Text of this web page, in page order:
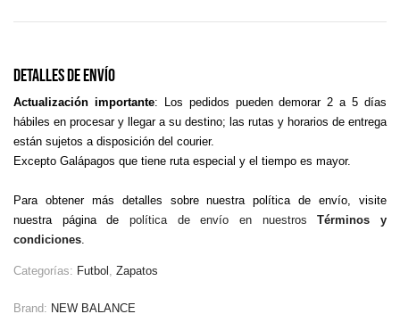
Detalles De Envío
Actualización importante: Los pedidos pueden demorar 2 a 5 días
hábiles en procesar y llegar a su destino; las rutas y horarios de entrega
están sujetos a disposición del courier.
Excepto Galápagos que tiene ruta especial y el tiempo es mayor.
Para obtener más detalles sobre nuestra política de envío, visite
nuestra página de política de envío en nuestrosTérminos y
condiciones
Categorías: Futbol Zapatos
Brand: NEW BALANCE